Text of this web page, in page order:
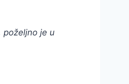
poželjno je u